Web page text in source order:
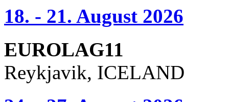
18. - 21. August 2026
EUROLAG11
Reykjavik, ICELAND